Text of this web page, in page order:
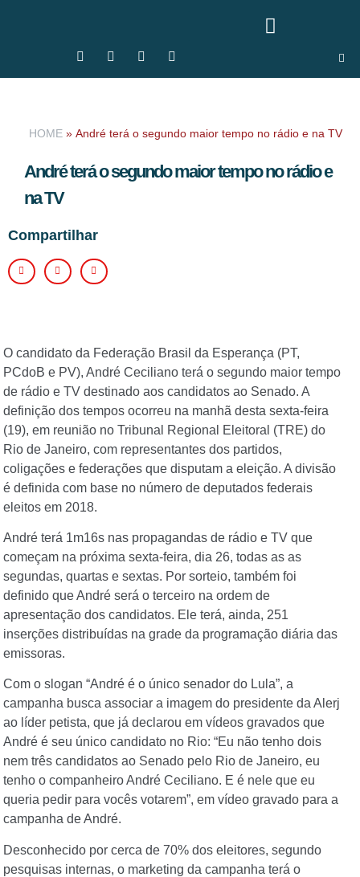
HOME » André terá o segundo maior tempo no rádio e na TV
André terá o segundo maior tempo no rádio e
na TV
Compartilhar
O candidato da Federação Brasil da Esperança (PT,
PCdoB e PV), André Ceciliano terá o segundo maior tempo
de rádio e TV destinado aos candidatos ao Senado. A
definição dos tempos ocorreu na manhã desta sexta-feira
(19), em reunião no Tribunal Regional Eleitoral (TRE) do
Rio de Janeiro, com representantes dos partidos,
coligações e federações que disputam a eleição. A divisão
é definida com base no número de deputados federais
eleitos em 2018.
André terá 1m16s nas propagandas de rádio e TV que
começam na próxima sexta-feira, dia 26, todas as as
segundas, quartas e sextas. Por sorteio, também foi
definido que André será o terceiro na ordem de
apresentação dos candidatos. Ele terá, ainda, 251
inserções distribuídas na grade da programação diária das
emissoras.
Com o slogan “André é o único senador do Lula”, a
campanha busca associar a imagem do presidente da Alerj
ao líder petista, que já declarou em vídeos gravados que
André é seu único candidato no Rio: “Eu não tenho dois
nem três candidatos ao Senado pelo Rio de Janeiro, eu
tenho o companheiro André Ceciliano. E é nele que eu
queria pedir para vocês votarem”, em vídeo gravado para a
campanha de André.
Desconhecido por cerca de 70% dos eleitores, segundo
pesquisas internas, o marketing da campanha terá o